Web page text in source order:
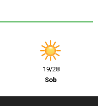
19/28
Sob